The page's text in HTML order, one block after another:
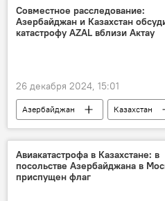
Инвестиции
Совместное расследование:
Азербайджан и Казахстан
катастрофу AZAL вблизи Актау
26 декабря 2024, 15:01
Азербайджан
Казахстан
Премьер-министр
Али
МИД Азербайджана
Авиакатастрофа
Авиакатастрофа в Казахстане: в
посольстве Азербайджана в
приспущен флаг